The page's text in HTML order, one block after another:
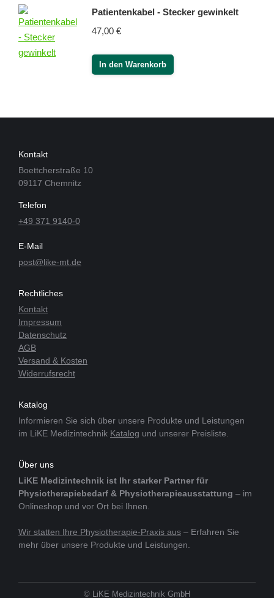
Patientenkabel - Stecker gewinkelt
47,00 €
In den Warenkorb
Kontakt
Boettcherstraße 10
09117 Chemnitz
Telefon
+49 371 9140-0
E-Mail
post@like-mt.de
Rechtliches
Kontakt
Impressum
Datenschutz
AGB
Versand & Kosten
Widerrufsrecht
Katalog
Informieren Sie sich über unsere Produkte und Leistungen
im LiKE Medizintechnik Katalog und unserer Preisliste.
Über uns
LiKE Medizintechnik ist Ihr starker Partner für
Physiotherapiebedarf & Physiotherapieausstattung – im
Onlineshop und vor Ort bei Ihnen.
Wir statten Ihre Physiotherapie-Praxis aus – Erfahren Sie
mehr über unsere Produkte und Leistungen.
© LiKE Medizintechnik GmbH